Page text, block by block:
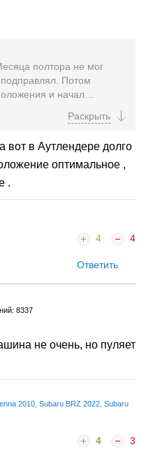
полтора не мог
Потом
и начал
вот в Аутлендере долго
оптимальное ,
.
4 4
Ответить
8337
не очень, но пуляет
2010 Subaru BRZ 2022 Subaru
4 3